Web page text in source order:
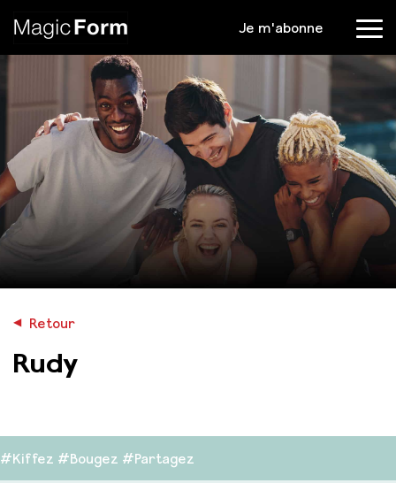
Je m'abonne Menu
◀︎ Retour
Rudy
#Kiffez #Bougez #Partagez